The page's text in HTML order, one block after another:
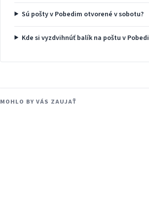
Sú pošty v Pobedim otvorené v sobotu?
Kde si vyzdvihnúť balík na poštu v
MOHLO BY VÁS ZAUJAŤ